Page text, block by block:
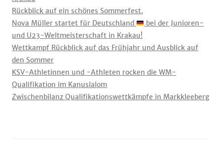
Rückblick auf ein schönes Sommerfest.
Nova Müller startet für Deutschland
bei der Junioren-
und U23-Weltmeisterschaft in Krakau!
Wettkampf Rückblick auf das Frühjahr und Ausblick auf
den Sommer
KSV-Athletinnen und -Athleten rocken die WM-
Qualifikation im Kanuslalom
Zwischenbilanz Qualifikationswettkämpfe in Markkleeberg